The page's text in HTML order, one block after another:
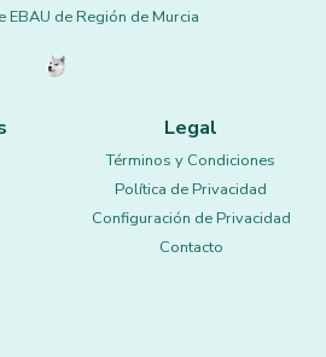
EBAU de Región de Murcia
Legal
Términos y Condiciones
Política de Privacidad
Configuración de Privacidad
Contacto